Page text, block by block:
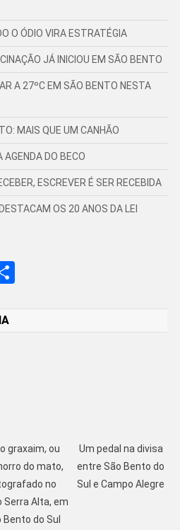
O ÓDIO VIRA ESTRATÉGIA
JÁ INICIOU EM SÃO BENTO
A 27ºC EM SÃO BENTO NESTA
MAIS QUE UM CANHÃO
DO BECO
ESCREVER É SER RECEBIDA
OS 20 ANOS DA LEI
Share
graxaim, ou
do mato,
no
Serra Alta, em
Bento do Sul
Um pedal na divisa
entre São Bento do
Sul e Campo Alegre